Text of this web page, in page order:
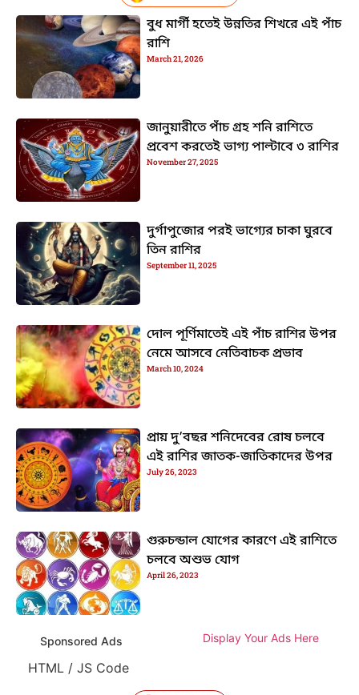
বুধ মার্গী হতেই উন্নতির শিখরে এই পাঁচ
রাশি
March 21, 2026
জানুয়ারীতে পাঁচ গ্রহ শনি রাশিতে
প্রবেশ করতেই ভাগ্য পাল্টাবে ৩ রাশির
November 27, 2025
দুর্গাপুজোর পরই ভাগ্যের চাকা ঘুরবে
তিন রাশির
September 11, 2025
দোল পূর্ণিমাতেই এই পাঁচ রাশির উপর
নেমে আসবে নেতিবাচক প্রভাব
March 10, 2024
প্রায় দু’বছর শনিদেবের রোষ চলবে
এই রাশির জাতক-জাতিকাদের উপর
July 26, 2023
গুরুচন্ডাল যোগের কারণে এই রাশিতে
চলবে অশুভ যোগ
April 26, 2023
Sponsored Ads Display Your Ads Here
HTML / JS Code